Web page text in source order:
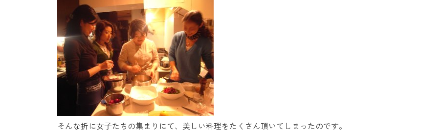
そんな折に女子たちの集まりにて、美しい料理をたくさん頂いてしまったのです。